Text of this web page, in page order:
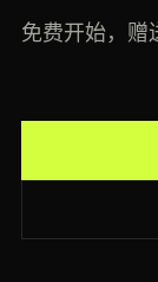
免费开始，赠